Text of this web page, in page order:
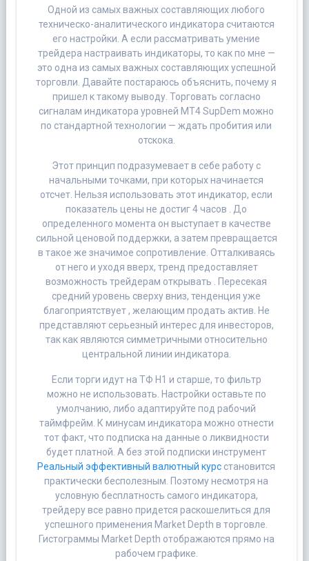
Одной из самых важных составляющих любого
техническо-аналитического индикатора считаются
его настройки. А если рассматривать умение
трейдера настраивать индикаторы, то как по мне —
это одна из самых важных составляющих успешной
торговли. Давайте постараюсь объяснить, почему я
пришел к такому выводу. Торговать согласно
сигналам индикатора уровней MT4 SupDem можно
по стандартной технологии — ждать пробития или
отскока.
Этот принцип подразумевает в себе работу с
начальными точками, при которых начинается
отсчет. Нельзя использовать этот индикатор, если
показатель цены не достиг 4 часов . До
определенного момента он выступает в качестве
сильной ценовой поддержки, а затем превращается
в такое же значимое сопротивление. Отталкиваясь
от него и уходя вверх, тренд предоставляет
возможность трейдерам открывать . Пересекая
средний уровень сверху вниз, тенденция уже
благоприятствует , желающим продать актив. Не
представляют серьезный интерес для инвесторов,
так как являются симметричными относительно
центральной линии индикатора.
Если торги идут на ТФ H1 и старше, то фильтр
можно не использовать. Настройки оставьте по
умолчанию, либо адаптируйте под рабочий
таймфрейм. К минусам индикатора можно отнести
тот факт, что подписка на данные о ликвидности
будет платной. А без этой подписки инструмент
Реальный эффективный валютный курс становится
практически бесполезным. Поэтому несмотря на
условную бесплатность самого индикатора,
трейдеру все равно придется раскошелиться для
успешного применения Market Depth в торговле.
Гистограммы Market Depth отображаются прямо на
рабочем графике.